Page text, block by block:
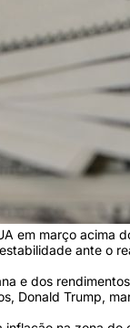
em março acima
ante o
e dos
Donald Trump,